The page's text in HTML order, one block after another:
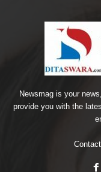
Newsmag is your
provide you with the